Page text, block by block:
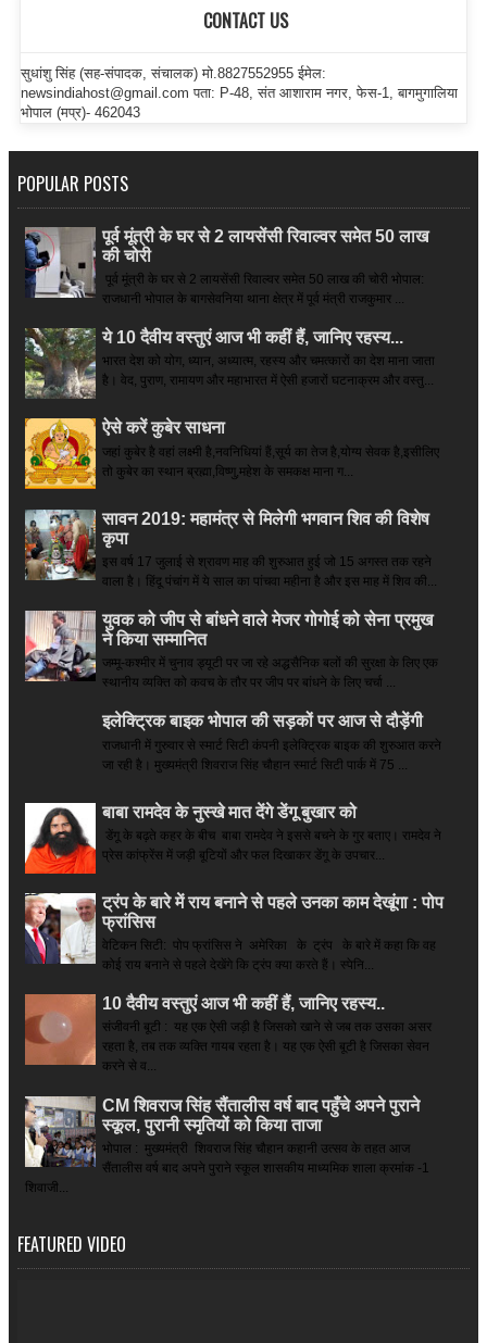
CONTACT US
सुधांशु सिंह (सह-संपादक, संचालक) मो.8827552955 ईमेल:
newsindiahost@gmail.com पता: P-48, संत आशाराम नगर, फेस-1, बागमुगालिया
भोपाल (मप्र)- 462043
POPULAR POSTS
पूर्व मूंत्री के घर से 2 लायसेंसी रिवाल्वर समेत 50 लाख
की चोरी
पूर्व मूंत्री के घर से 2 लायसेंसी रिवाल्वर समेत 50 लाख की चोरी भोपाल:
राजधानी भोपाल के बागसेवनिया थाना क्षेत्र में पूर्व मंत्री राजकुमार ...
ये 10 दैवीय वस्तुएं आज भी कहीं हैं, जानिए रहस्य...
भारत देश को योग, ध्यान, अध्यात्म, रहस्य और चमत्कारों का देश माना जाता
है। वेद, पुराण, रामायण और महाभारत में ऐसी हजारों घटनाक्रम और वस्तु...
ऐसे करें कुबेर साधना
जहां कुबेर है­ वहां लक्ष्मी है,नवनिधियां हैं,सूर्य का तेज है,योग्य सेवक है,इसीलिए
तो कुबेर का स्थान ब्रह्मा,विष्णु,महेश के समकक्ष माना ग...
सावन 2019: महामंत्र से मिलेगी भगवान शिव की विशेष
कृपा
इस वर्ष 17 जुलाई से श्रावण माह की शुरुआत हुई जो 15 अगस्त तक रहने
वाला है। हिंदू पंचांग में ये साल का पांचवा महीना है और इस माह में शिव की...
युवक को जीप से बांधने वाले मेजर गोगोई को सेना प्रमुख
ने किया सम्‍मानित
जम्मू-कश्मीर में चुनाव ड्यूटी पर जा रहे अद्धसैनिक बलों की सुरक्षा के लिए एक
स्थानीय व्यक्ति को कवच के तौर पर जीप पर बांधने के लिए चर्चा ...
इलेक्ट्रिक बाइक भोपाल की सड़कों पर आज से दौड़ेंगी
राजधानी में गुरुवार से स्मार्ट सिटी कंपनी इलेक्ट्रिक बाइक की शुरुआत करने
जा रही है। मुख्यमंत्री शिवराज सिंह चौहान स्मार्ट सिटी पार्क में 75 ...
बाबा रामदेव के नुस्खे मात देंगे डेंगू बुखार को
डेंगू के बढ़ते कहर के बीच बाबा रामदेव ने इससे बचने के गुर बताए। रामदेव ने
प्रेस कांफ्रेंस में जड़ी बूटियों और फल दिखाकर डेंगू के उपचार...
ट्रंप के बारे में राय बनाने से पहले उनका काम देखूंगा : पोप
फ्रांसिस
वेटिकन सिटी: पोप फ्रांसिस ने अमेरिका के ट्रंप के बारे में कहा कि वह
कोई राय बनाने से पहले देखेंगे कि ट्रंप क्या करते हैं। स्पेनि...
10 दैवीय वस्तुएं आज भी कहीं हैं, जानिए रहस्य..
संजीवनी बूटी : यह एक ऐसी जड़ी है जिसको खाने से जब तक उसका असर
रहता है, तब तक व्यक्ति गायब रहता है। यह एक ऐसी बूटी है जिसका सेवन
करने से व...
CM शिवराज सिंह सैंतालीस वर्ष बाद पहुँचे अपने पुराने
स्कूल, पुरानी स्मृतियों को किया ताजा
भोपाल : मुख्यमंत्री शिवराज सिंह चौहान कहानी उत्सव के तहत आज
सैंतालीस वर्ष बाद अपने पुराने स्कूल शासकीय माध्यमिक शाला क्रमांक -1
शिवाजी...
FEATURED VIDEO